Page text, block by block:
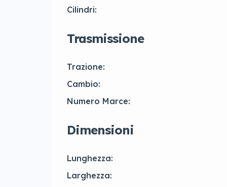
Cilindri:
Trasmissione
Trazione:
Cambio:
Numero Marce:
Dimensioni
Lunghezza:
Larghezza: